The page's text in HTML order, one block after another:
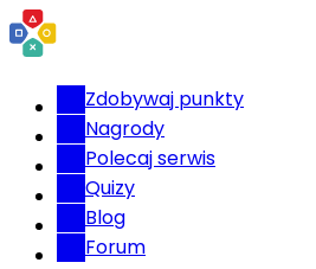
Zdobywaj punkty
Nagrody
Polecaj serwis
Quizy
Blog
Forum